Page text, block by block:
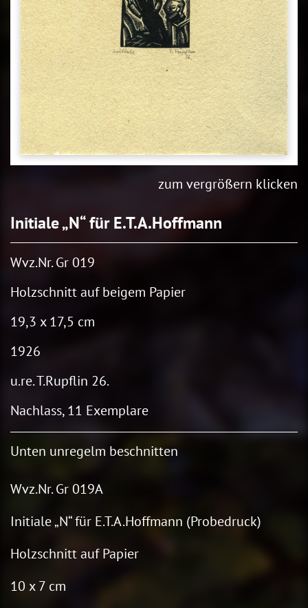
zum vergrößern klicken
Initiale „N“ für E.T.A.Hoffmann
Wvz.Nr. Gr 019
Holzschnitt auf beigem Papier
19,3 x 17,5 cm
1926
u.re. T.Rupflin 26.
Nachlass, 11 Exemplare
Unten unregelm beschnitten
Wvz.Nr. Gr 019A
Initiale „N“ für E.T.A.Hoffmann (Probedruck)
Holzschnitt auf Papier
10 x 7 cm